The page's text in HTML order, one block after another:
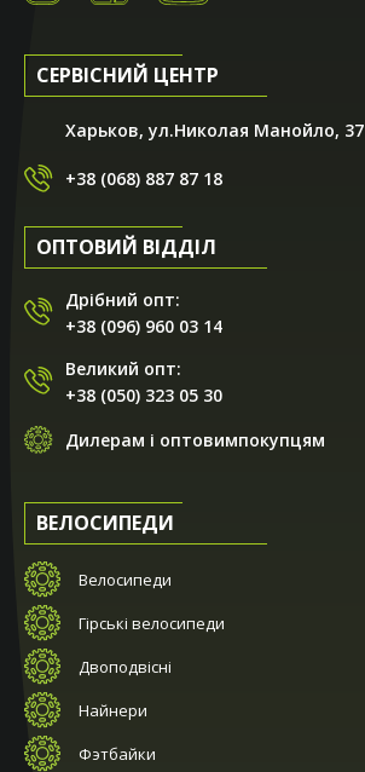
СЕРВІСНИЙ ЦЕНТР
Харьков, ул.Николая Манойло, 37
+38 (068) 887 87 18
ОПТОВИЙ ВІДДІЛ
Дрібний опт:
+38 (096) 960 03 14
Великий опт:
+38 (050) 323 05 30
Дилерам і оптовимпокупцям
ВЕЛОСИПЕДИ
Велосипеди
Гірські велосипеди
Двоподвісні
Найнери
Фэтбайки